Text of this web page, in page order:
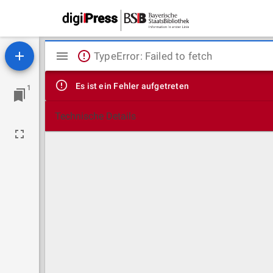
1
Mirador
Viewer
TypeError: Failed to fetch
Es ist ein Fehler aufgetreten
Technische Details